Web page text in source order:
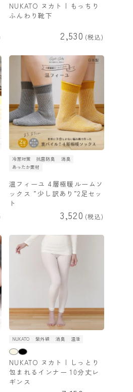
NUKATO ヌカト | もっちり
ふんわり靴下
2,530 税込
冷房対策 抗菌防臭
消臭
あったか素材
温フィーユ 4層極暖ルームソ
ックス ”少し訳あり”2足セッ
ト
3,520 税込
NUKATO 紫外線 消臭 温活
NUKATO ヌカト | しっとり
包まれるインナー 10分丈レ
ギンス